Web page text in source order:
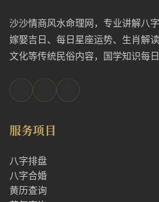
沙沙情商风水命理网，专业讲解八
嫁娶吉日、每日星座运势、生肖解
文化等传统民俗内容，国学知识每日
服务项目
八字排盘
八字合婚
黄历查询